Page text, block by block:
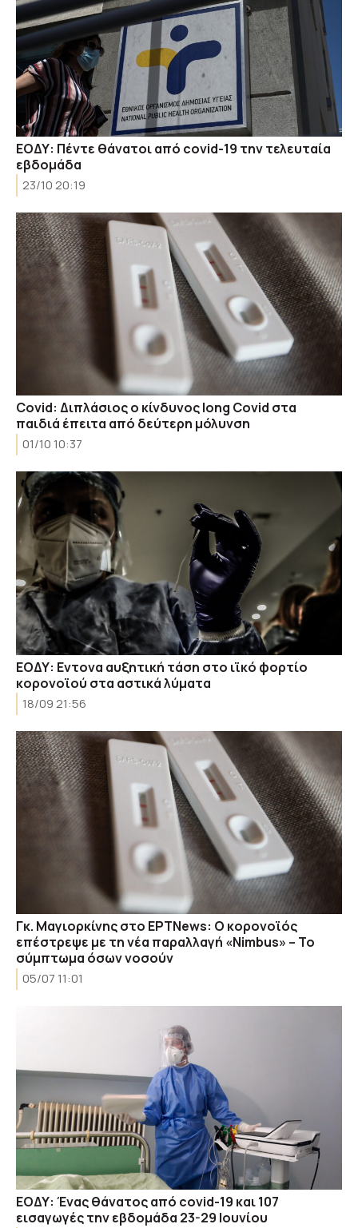
ΕΟΔΥ: Πέντε θάνατοι από covid-19 την τελευταία
εβδομάδα
23/10 20:19
Covid: Διπλάσιος ο κίνδυνος long Covid στα
παιδιά έπειτα από δεύτερη μόλυνση
01/10 10:37
ΕΟΔΥ: Εντονα αυξητική τάση στο ιϊκό φορτίο
κορονοϊού στα αστικά λύματα
18/09 21:56
Γκ. Μαγιορκίνης στο ΕΡΤΝews: Ο κορονοϊός
επέστρεψε με τη νέα παραλλαγή «Nimbus» – Το
σύμπτωμα όσων νοσούν
05/07 11:01
ΕΟΔΥ: Ένας θάνατος από covid-19 και 107
εισαγωγές την εβδομάδα 23-29 Ιουνίου